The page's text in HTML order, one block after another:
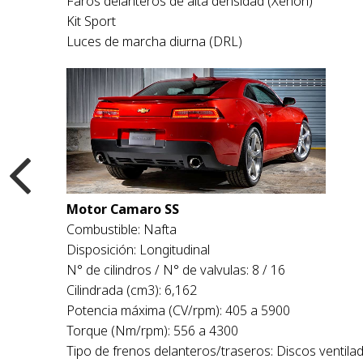
Kit Sport
Luces de marcha diurna (DRL)
Motor Camaro SS
Combustible: Nafta
Disposición: Longitudinal
N° de cilindros / N° de valvulas: 8 / 16
Cilindrada (cm3): 6,162
Potencia máxima (CV/rpm): 405 a 5900
Torque (Nm/rpm): 556 a 4300
Tipo de frenos delanteros/traseros: Discos